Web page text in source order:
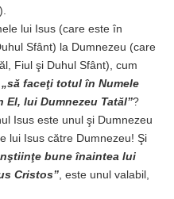
).
lui Isus (care este în
Sfânt) la Dumnezeu (care
Fiul şi Duhul Sfânt), cum
„să faceţi totul în Numele
lui Dumnezeu Tatăl”?
Isus este unul şi Dumnezeu
lui Isus către Dumnezeu! Şi
bune înaintea lui
Cristos”, este unul valabil,